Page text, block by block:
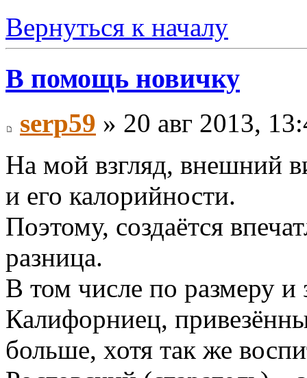
Вернуться к началу
В помощь новичку
serp59 » 20 авг 2013,
На мой взгляд, внешний
и его калорийности.
Поэтому, создаётся
разница.
В том числе по размеру и
Калифорниец,
больше, хотя так же